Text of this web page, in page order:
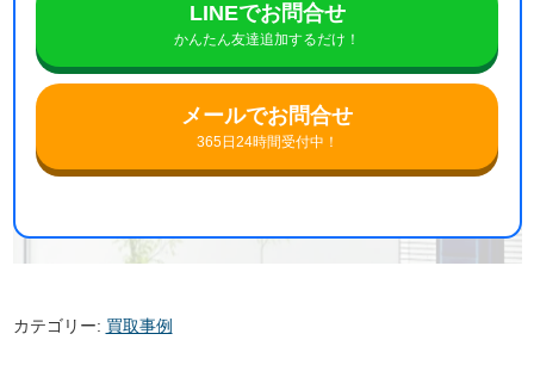
LINEでお問合せ
かんたん友達追加するだけ！
メールでお問合せ
365日24時間受付中！
カテゴリー: 買取事例